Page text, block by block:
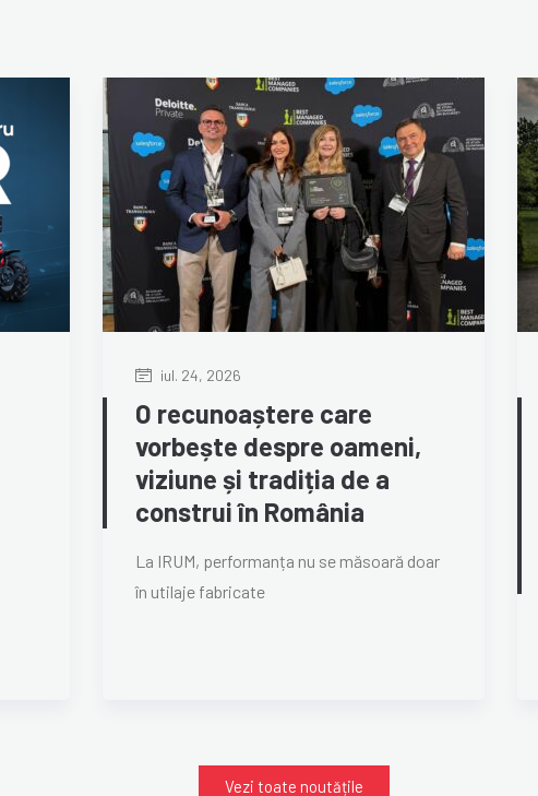
iul. 24, 2026
O recunoaștere care
vorbește despre oameni,
viziune și tradiția de a
construi în România
La IRUM, performanța nu se măsoară doar
în utilaje fabricate
Vezi toate noutățile